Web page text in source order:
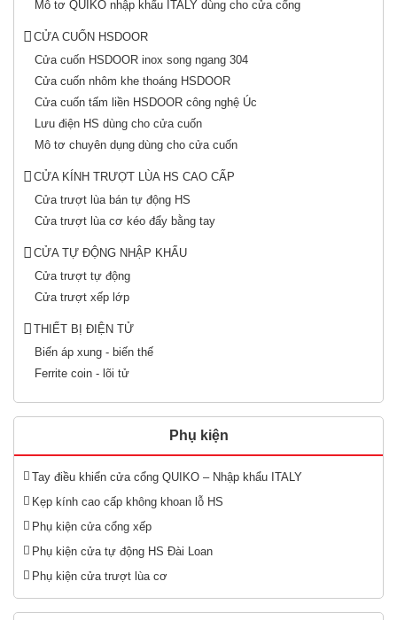
Mô tơ QUIKO nhập khẩu ITALY dùng cho cửa cổng
CỬA CUỐN HSDOOR
Cửa cuốn HSDOOR inox song ngang 304
Cửa cuốn nhôm khe thoáng HSDOOR
Cửa cuốn tấm liền HSDOOR công nghệ Úc
Lưu điện HS dùng cho cửa cuốn
Mô tơ chuyên dụng dùng cho cửa cuốn
CỬA KÍNH TRƯỢT LÙA HS CAO CẤP
Cửa trượt lùa bán tự động HS
Cửa trượt lùa cơ kéo đẩy bằng tay
CỬA TỰ ĐỘNG NHẬP KHẨU
Cửa trượt tự động
Cửa trượt xếp lớp
THIẾT BỊ ĐIỆN TỬ
Biến áp xung - biến thế
Ferrite coin - lõi tử
Phụ kiện
Tay điều khiển cửa cổng QUIKO – Nhập khẩu ITALY
Kẹp kính cao cấp không khoan lỗ HS
Phụ kiện cửa cổng xếp
Phụ kiện cửa tự động HS Đài Loan
Phụ kiện cửa trượt lùa cơ